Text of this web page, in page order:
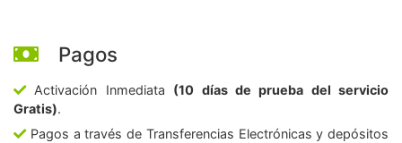
Pagos
Activación Inmediata (10 días de prueba del servicio
Gratis).
Pagos a través de Transferencias Electrónicas y depósitos